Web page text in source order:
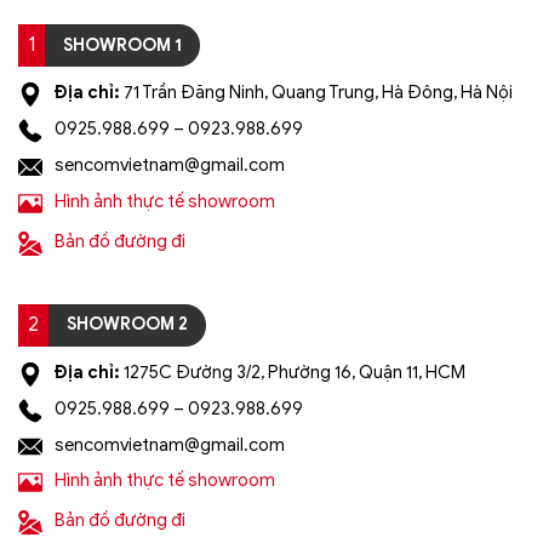
tri
1 SHOWROOM 1
Địa chỉ: 71 Trần Đăng Ninh, Quang Trung, Hà Đông, Hà Nội
0925.988.699 – 0923.988.699
sencomvietnam@gmail.com
Hình ảnh thực tế showroom
Bản đồ đường đi
2 SHOWROOM 2
Địa chỉ: 1275C Đường 3/2, Phường 16, Quận 11, HCM
0925.988.699 – 0923.988.699
sencomvietnam@gmail.com
Hình ảnh thực tế showroom
Bản đồ đường đi